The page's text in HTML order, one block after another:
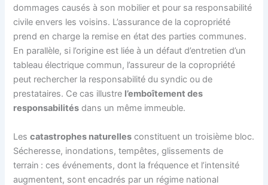
dommages causés à son mobilier et pour sa responsabilité
civile envers les voisins. L’assurance de la copropriété
prend en charge la remise en état des parties communes.
En parallèle, si l’origine est liée à un défaut d’entretien d’un
tableau électrique commun, l’assureur de la copropriété
peut rechercher la responsabilité du syndic ou de
prestataires. Ce cas illustre l’emboîtement des
responsabilités dans un même immeuble.
Lescatastrophes naturelles constituent un troisième bloc.
Sécheresse, inondations, tempêtes, glissements de
terrain : ces événements, dont la fréquence et l’intensité
augmentent, sont encadrés par un régime national